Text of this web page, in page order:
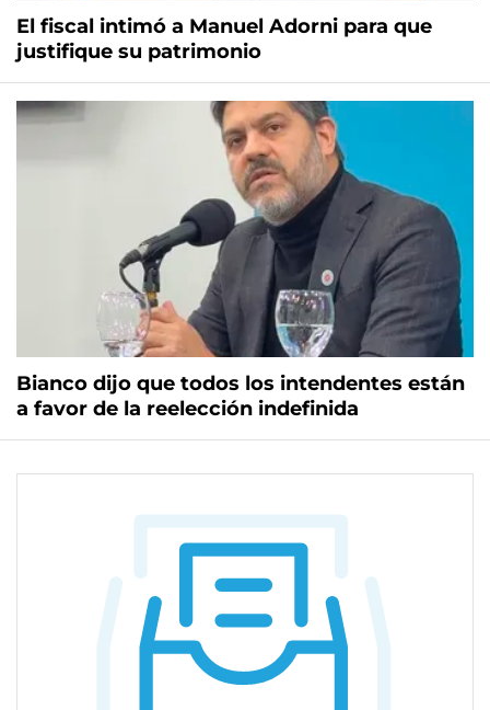
El fiscal intimó a Manuel Adorni para que
justifique su patrimonio
Bianco dijo que todos los intendentes están
a favor de la reelección indefinida